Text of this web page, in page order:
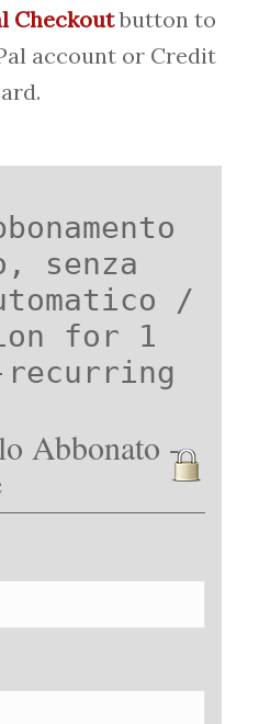
Checkoutbutton to
account or Credit
senza
/
for 1
Abbonato -